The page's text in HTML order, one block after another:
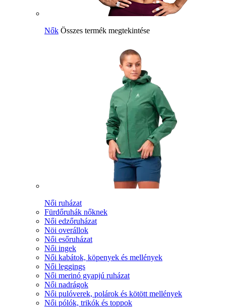
Nők Összes termék megtekintése
Női ruházat
Fürdőruhák nőknek
Női edzőruházat
Nöi overállok
Női esőruházat
Női ingek
Női kabátok, köpenyek és mellények
Női leggings
Női merinó gyapjú ruházat
Női nadrágok
Női pulóverek, polárok és kötött mellények
Női pólók, trikók és toppok